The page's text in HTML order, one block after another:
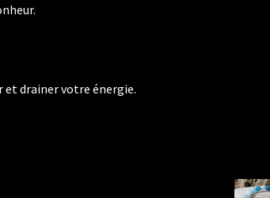
et drainer votre énergie.